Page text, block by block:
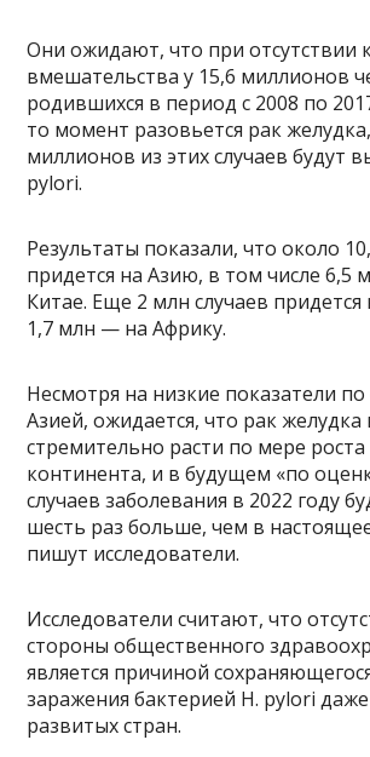
Они ожидают, что при отсутствии
вмешательства у 15,6 миллионов
родившихся в период с 2008 по
то момент разовьется рак
миллионов из этих случаев будут
pylori.
Результаты показали, что около
придется на Азию, в том числе 6,5
Китае. Еще 2 млн случаев придется
1,7 млн — на Африку.
Несмотря на низкие показатели
Азией, ожидается, что рак желудка
стремительно расти по мере роста
континента, и в будущем «по
случаев заболевания в 2022 году
шесть раз больше, чем в
пишут исследователи.
Исследователи считают, что
стороны общественного
является причиной
заражения бактерией H. pylori
развитых стран.